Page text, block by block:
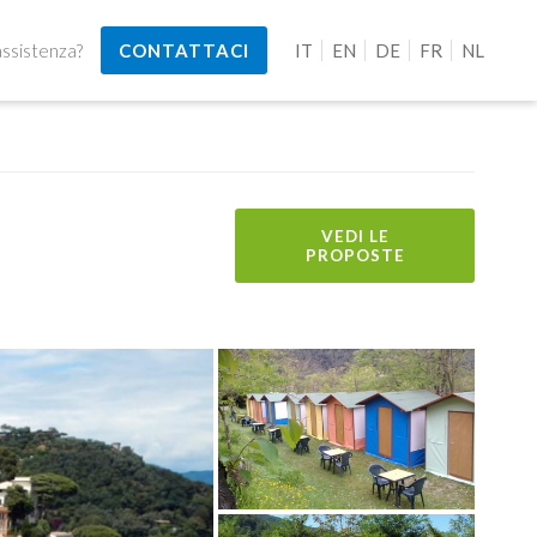
CONTATTACI IT EN DE FR NL
VEDI LE
PROPOSTE